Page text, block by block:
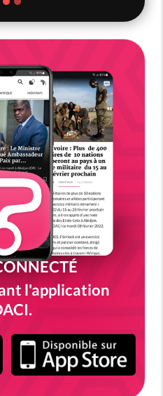
l'application